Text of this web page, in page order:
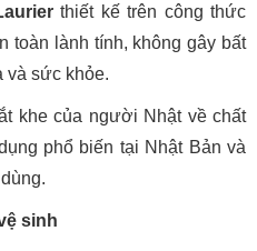
thiết kế trên công thức
toàn lành tính, không gây bất
và sức khỏe.
khe của người Nhật về chất
phổ biến tại Nhật Bản và
sinh